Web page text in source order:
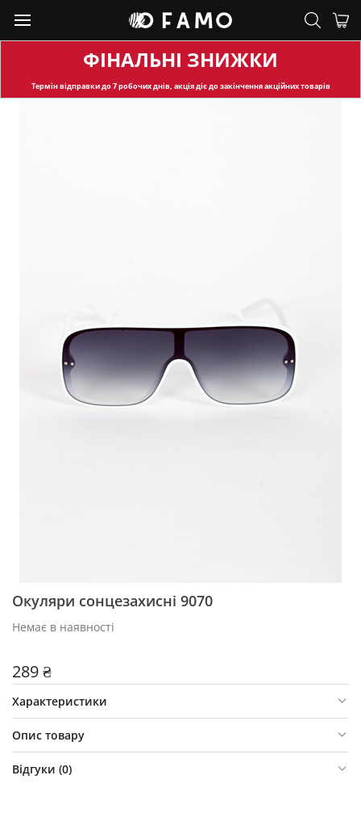
ФІНАЛЬНІ ЗНИЖКИ
Термін відправкидо 7 робочих днів, акція діє до закінчення акційних товарів
Окуляри сонцезахисні 9070
Немає в наявності
289 ₴
Характеристики
Опис товару
Відгуки (0)